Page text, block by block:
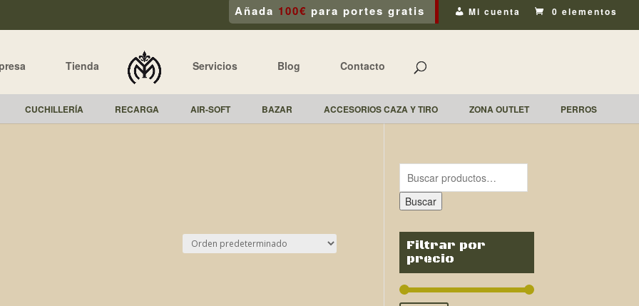
Añada 100€ para portes gratis Mi cuenta 0 elementos
Tienda Servicios Blog Contacto
CUCHILLERÍA RECARGA AIR-SOFT BAZAR ACCESORIOS CAZA Y TIRO ZONA OUTLET PERROS
Buscar
Filtrar por
precio